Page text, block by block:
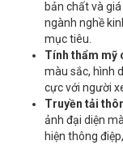
bản chất và
ngành nghề
mục tiêu.
Tính thẩm mỹ
màu sắc, hình
cực với người
Truyền tải
ảnh đại diện
hiện thông